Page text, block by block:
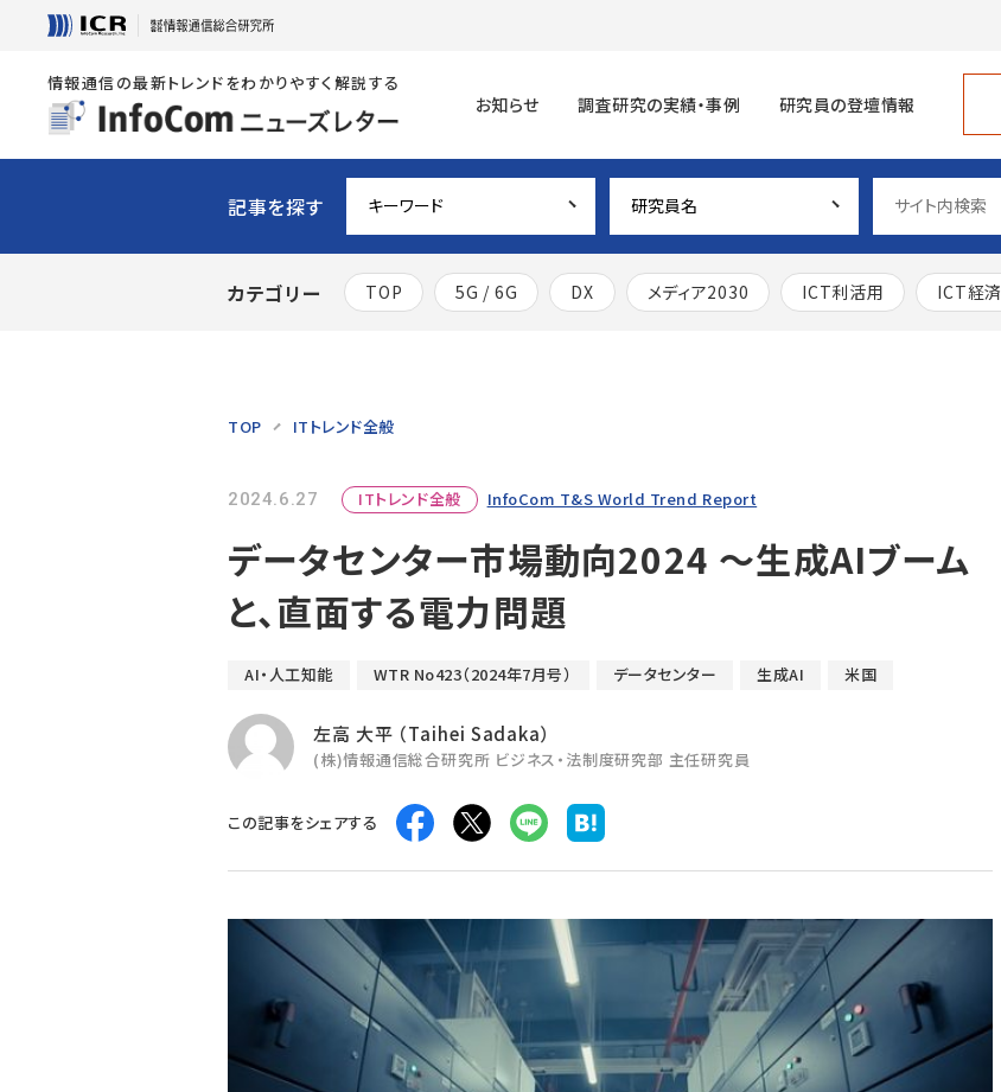
情報通信の最新トレンドをわかりやすく解説する
お知らせ 調査研究の実績・事例 研究員の登壇情報
記事を探す
カテゴリー TOP 5G / 6G DX メディア2030 ICT利活用 ICT経済
TOP ITトレンド全般
2024.6.27 ITトレンド全般 InfoCom T&S World Trend Report
データセンター市場動向2024 ～生成AIブーム
と、直面する電力問題
AI・人工知能 WTR No423（2024年7月号） データセンター 生成AI 米国
左高 大平 （Taihei Sadaka）
(株)情報通信総合研究所 ビジネス・法制度研究部 主任研究員
この記事をシェアする